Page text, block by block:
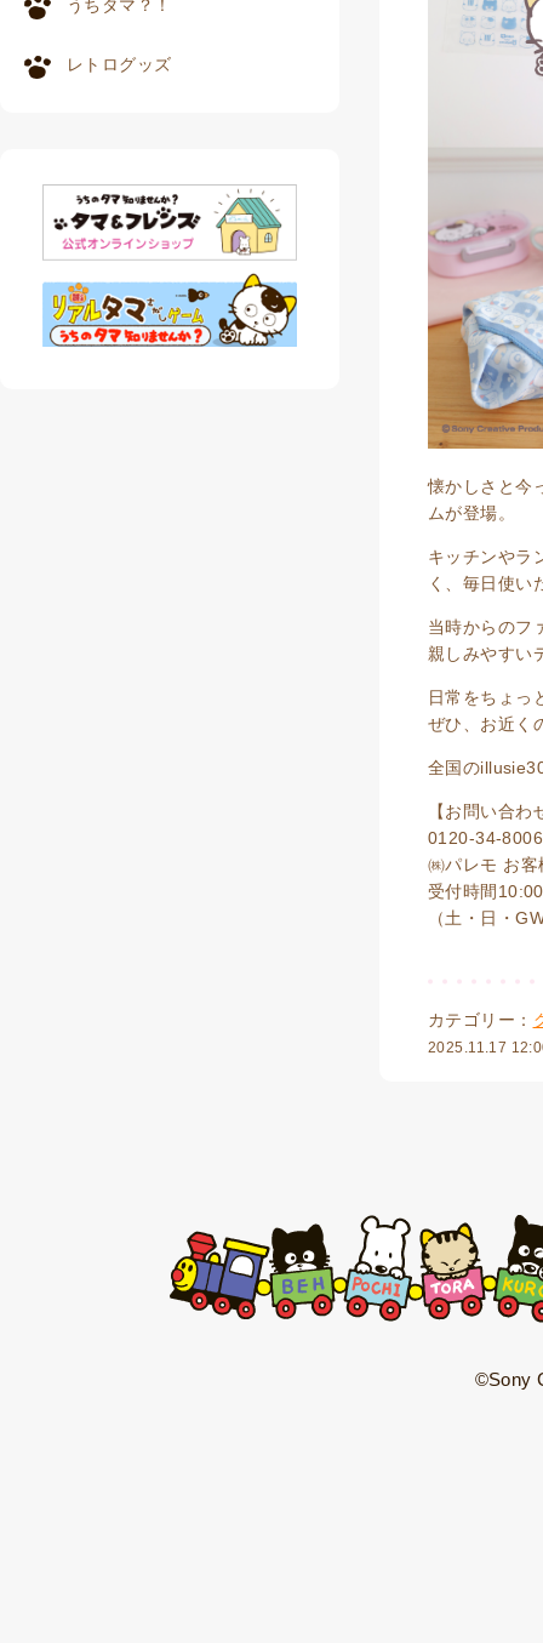
うちタマ？！
レトログッズ
懐かしさと今
ムが登場。
キッチンやラ
く、毎日使
当時からのフ
親しみやすい
日常をちょっ
ぜひ、お近く
全国の
【お問い合わ
0120-34-8006
㈱パレモ お
受付時間
（土・日・
カテゴリー：
2025.11.17
©Sony